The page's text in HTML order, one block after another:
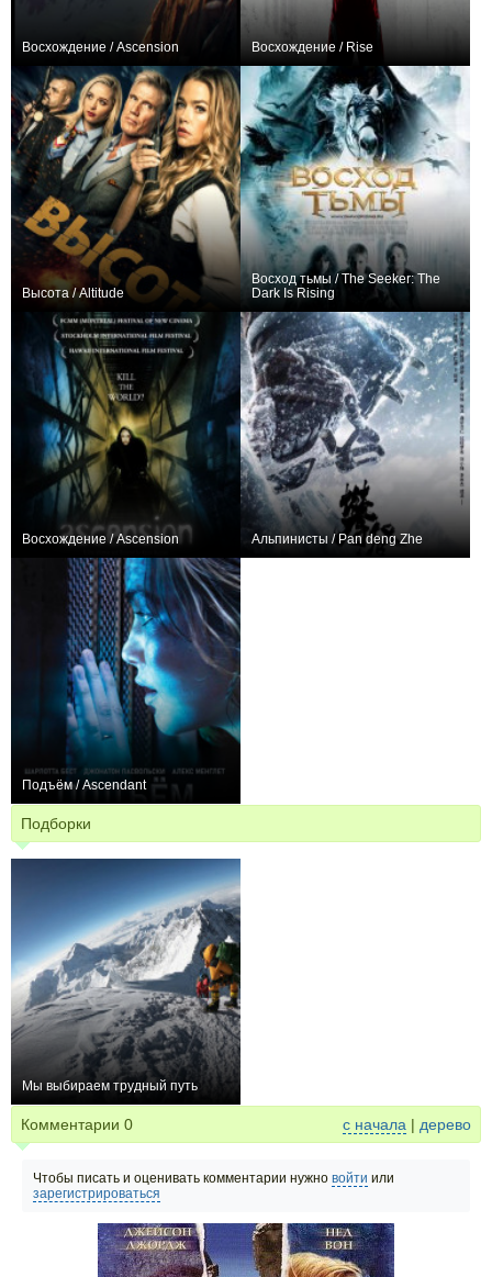
Восхождение / Ascension Восхождение / Rise
Высота / Altitude
Восход тьмы / The Seeker: The
Dark Is Rising
Восхождение / Ascension Альпинисты / Pan deng Zhe
Подъём / Ascendant
Подборки
Мы выбираем трудный путь
Комментарии 0 с начала | дерево
Чтобы писать и оценивать комментарии нужно войти или
зарегистрироваться